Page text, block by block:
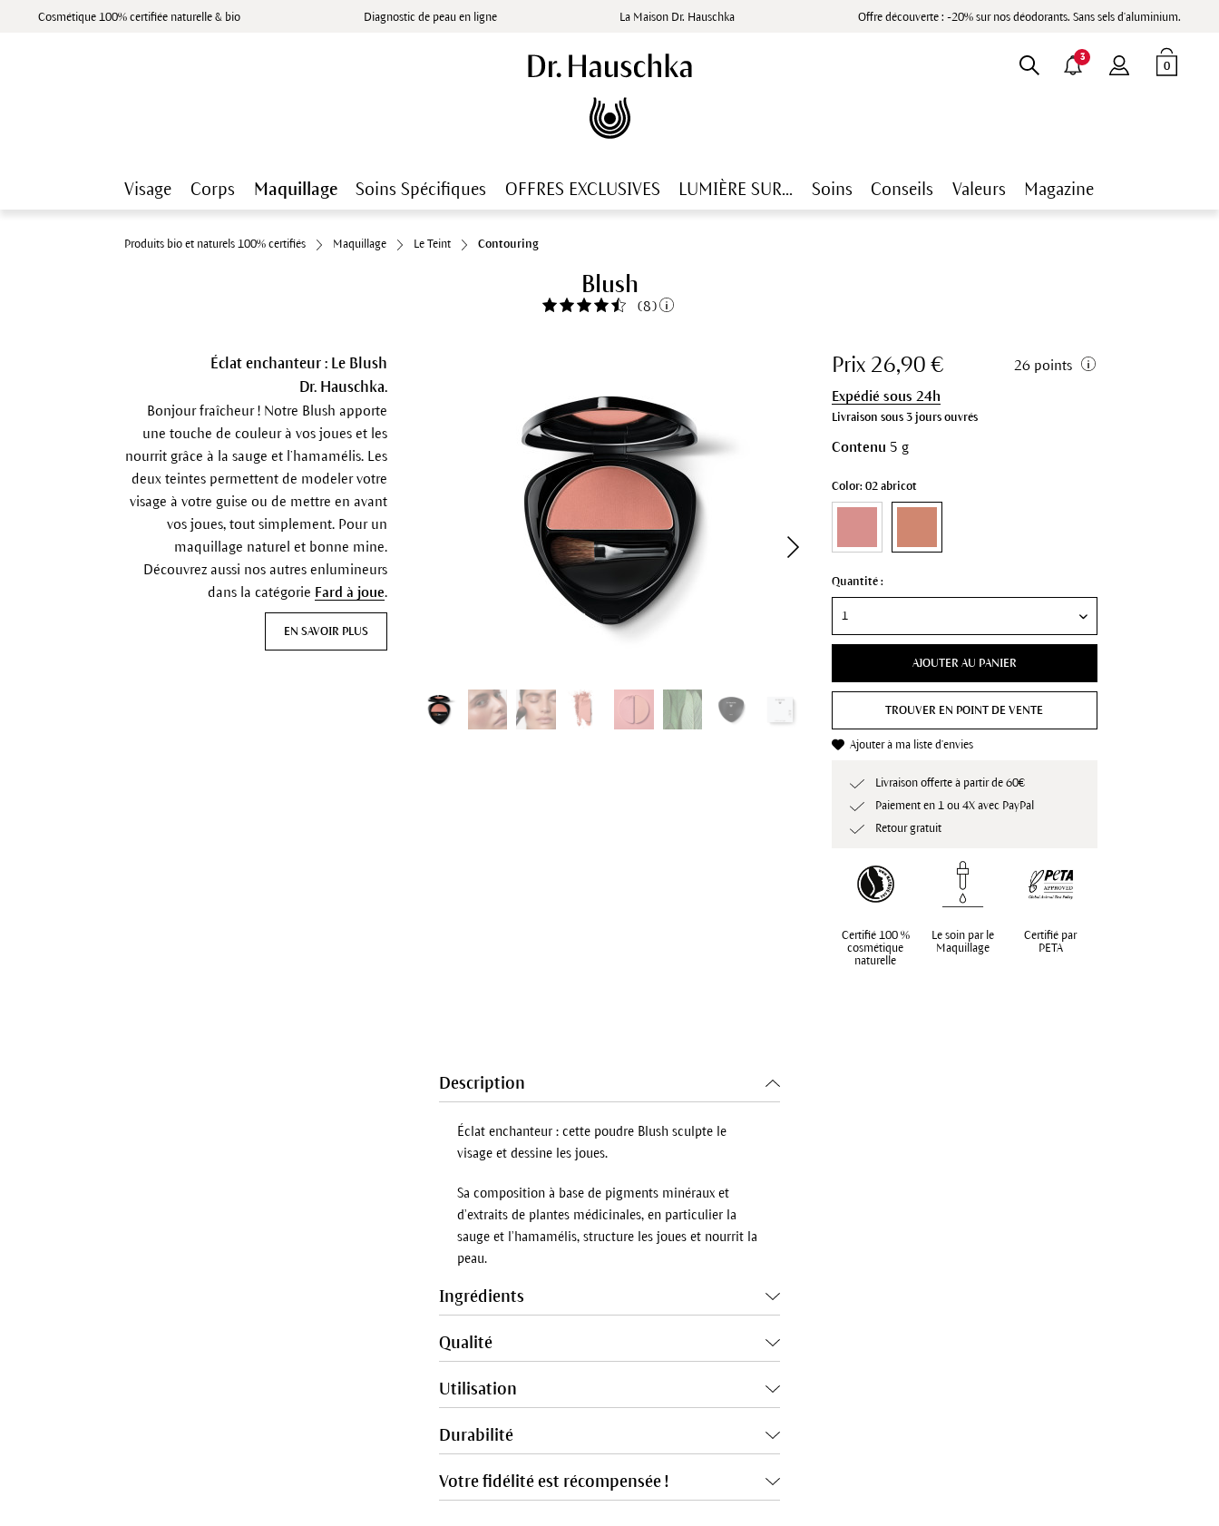
Cosmétique 100% certifiée naturelle & bio Diagnostic de peau en ligne La Maison Dr. Hauschka Offre découverte : -20% sur nos déodorants. Sans sels d'aluminium.
0
3
Visage Corps Maquillage Soins Spécifiques OFFRES EXCLUSIVES LUMIÈRE SUR... Soins Conseils Valeurs Magazine
Produits bio et naturels 100% certifiés Maquillage Le Teint Contouring
Blush
(8)
Éclat enchanteur : Le Blush
Dr. Hauschka.
Bonjour fraîcheur ! Notre Blush apporte
une touche de couleur à vos joues et les
nourrit grâce à la sauge et l’hamamélis. Les
deux teintes permettent de modeler votre
visage à votre guise ou de mettre en avant
vos joues, tout simplement. Pour un
maquillage naturel et bonne mine.
Découvrez aussi nos autres enlumineurs
dans la catégorie Fard à joue.
EN SAVOIR PLUS
Prix 26,90 € 26 points
Expédié sous 24h
Livraison sous 3 jours ouvrés
Contenu 5 g
Color: 02 abricot
Quantité :
AJOUTER AU PANIER
TROUVER EN POINT DE VENTE
Ajouter à ma liste d'envies
Livraison offerte à partir de 60€
Paiement en 1 ou 4X avec PayPal
Retour gratuit
Certifié 100 %
cosmétique
naturelle
Le soin par le
Maquillage
Certifié par
PETA
Description
Éclat enchanteur : cette poudre Blush sculpte le
visage et dessine les joues.
Sa composition à base de pigments minéraux et
d’extraits de plantes médicinales, en particulier la
sauge et l’hamamélis, structure les joues et nourrit la
peau.
Ingrédients
Qualité
Utilisation
Durabilité
Votre fidélité est récompensée !